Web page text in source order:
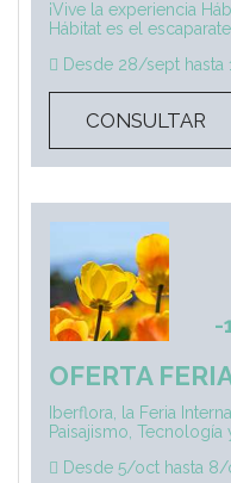
¡Vive la experiencia
Hábitat es el
Desde 28/sept hasta
CONSULTAR
-
OFERTA
Iberflora, la Feria
Paisajismo, Tecnología
Desde 5/oct hasta